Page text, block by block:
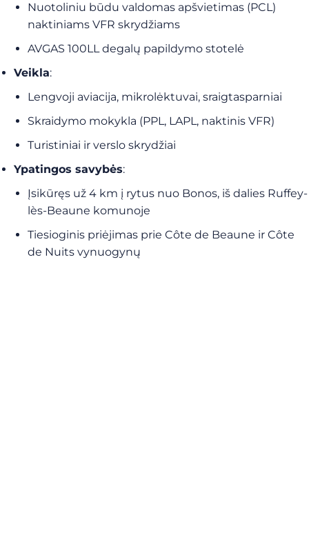
Nuotoliniu būdu valdomas apšvietimas (PCL)
naktiniams VFR skrydžiams
AVGAS 100LL degalų papildymo stotelė
Veikla:
Lengvoji aviacija, mikrolėktuvai, sraigtasparniai
Skraidymo mokykla (PPL, LAPL, naktinis VFR)
Turistiniai ir verslo skrydžiai
Ypatingos savybės:
Įsikūręs už 4 km į rytus nuo Bonos, iš dalies Ruffey-
lès-Beaune komunoje
Tiesioginis priėjimas prie Côte de Beaune ir Côte
de Nuits vynuogynų